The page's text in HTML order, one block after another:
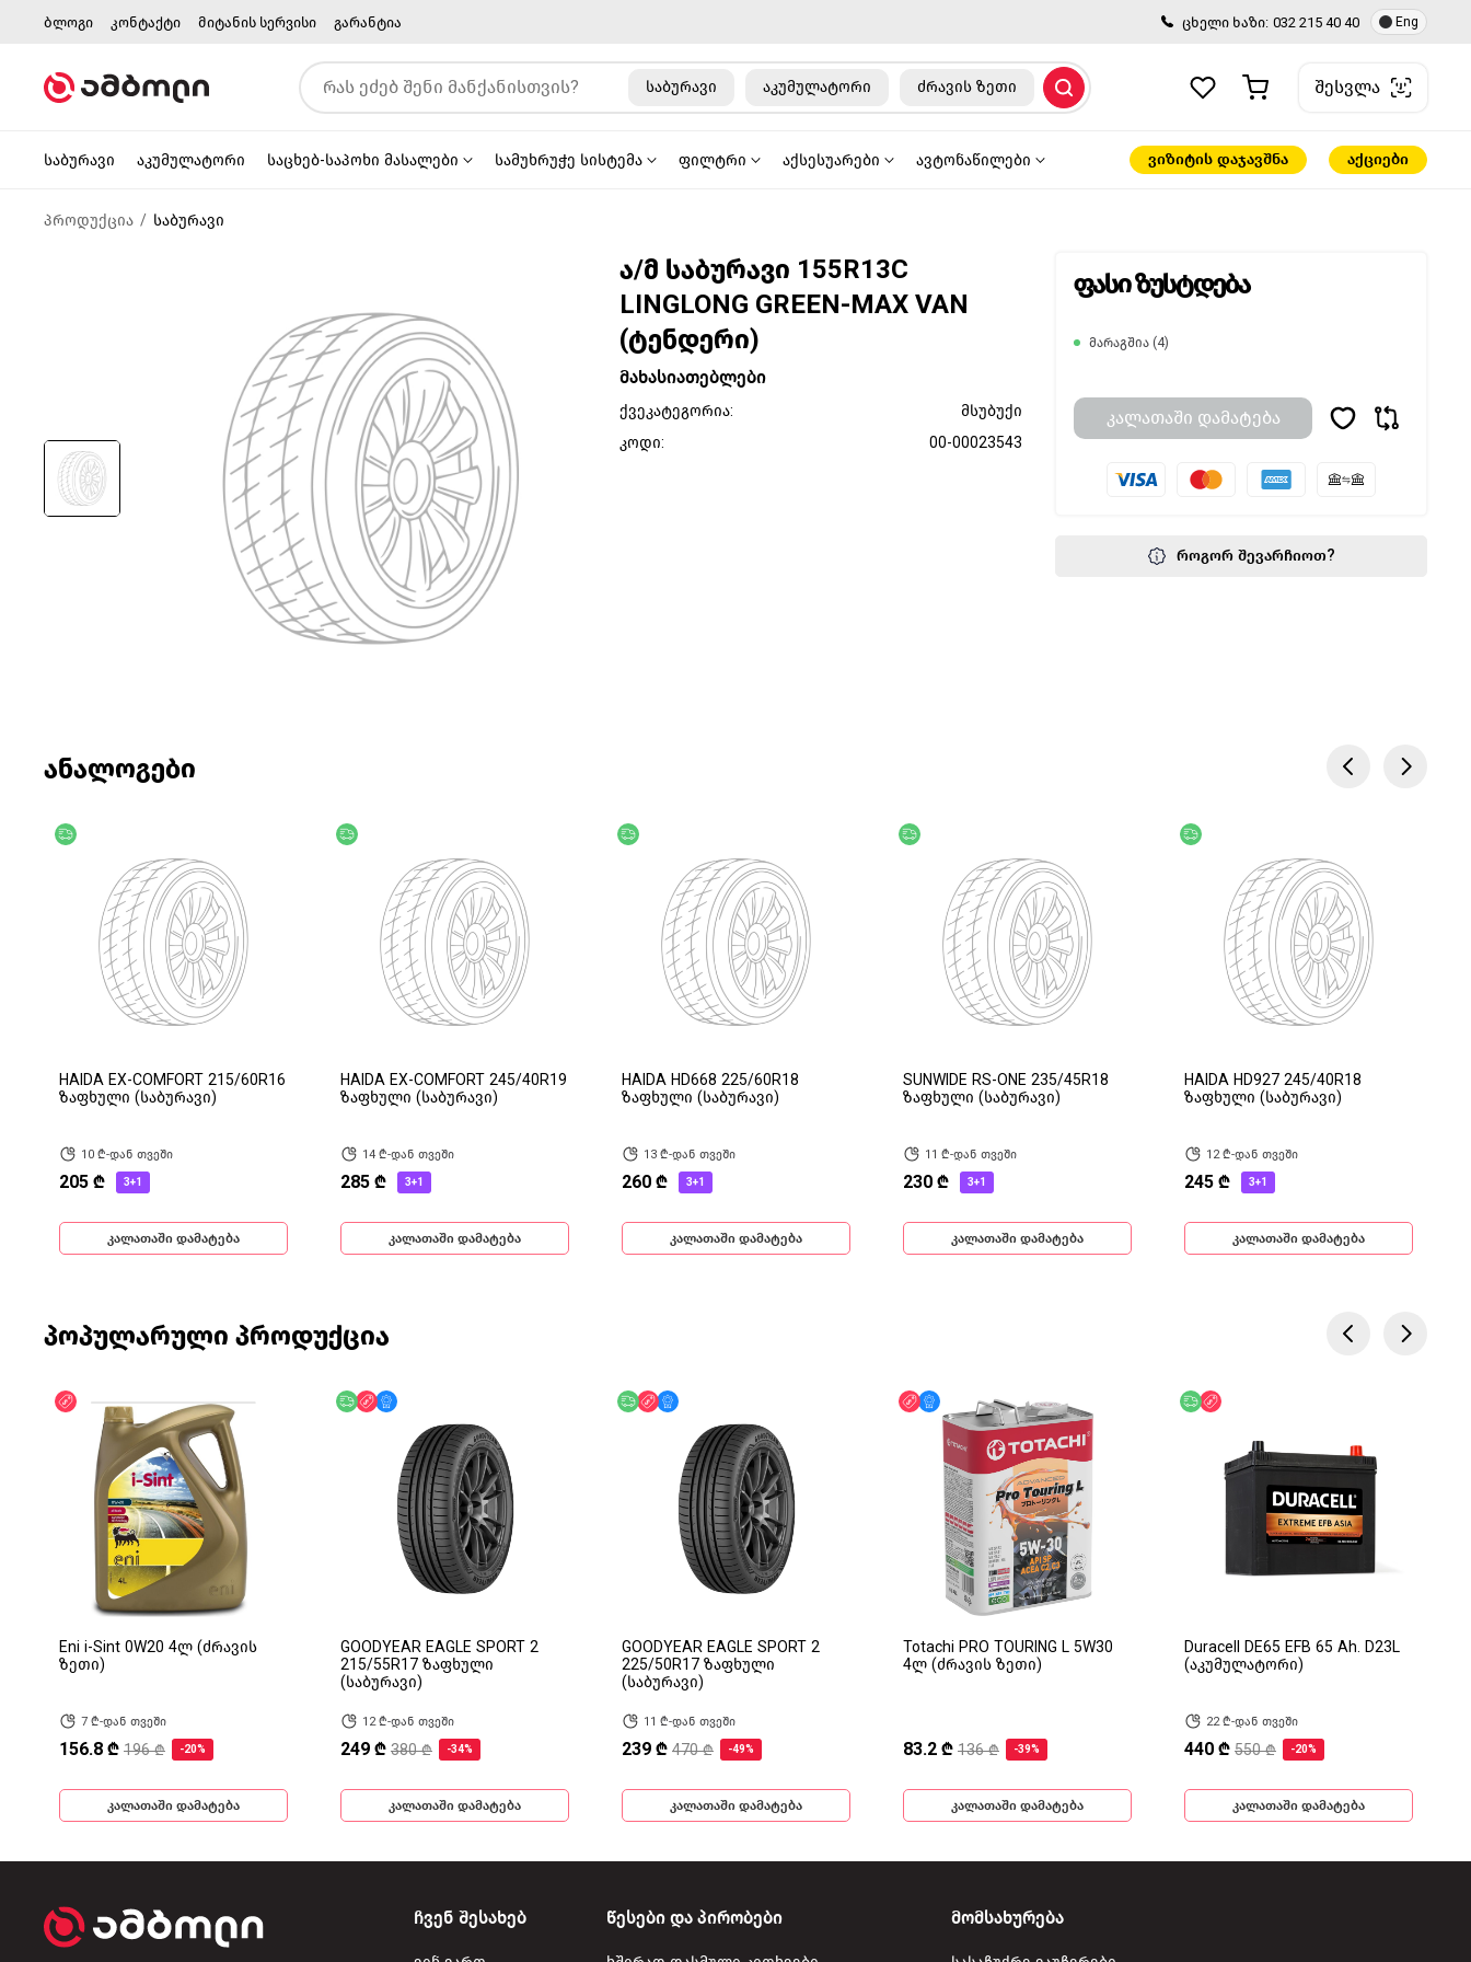
ბლოგი კონტაქტი მიტანის სერვისი გარანტია ცხელი ხაზი: 032 215 40 40 Eng
საბურავი აკუმულატორი ძრავის ზეთი შესვლა
საბურავი აკუმულატორი საცხებ-საპოხი მასალები სამუხრუჭე სისტემა ფილტრი აქსესუარები ავტონაწილები ვიზიტის დაჯავშნა აქციები
პროდუქცია საბურავი
ფასი ზუსტდება
მარაგშია (4)
კალათაში დამატება
როგორ შევარჩიოთ?
ა/მ საბურავი 155R13C
LINGLONG GREEN-MAX VAN
(ტენდერი)
მახასიათებლები
ქვეკატეგორია:
მსუბუქი
კოდი:
00-00023543
ანალოგები
HAIDA EX-COMFORT 215/60R16
ზაფხული (საბურავი)
10 ₾-დან თვეში
205 ₾ 3+1
კალათაში დამატება
HAIDA EX-COMFORT 245/40R19
ზაფხული (საბურავი)
14 ₾-დან თვეში
285 ₾ 3+1
კალათაში დამატება
HAIDA HD668 225/60R18
ზაფხული (საბურავი)
13 ₾-დან თვეში
260 ₾ 3+1
კალათაში დამატება
SUNWIDE RS-ONE 235/45R18
ზაფხული (საბურავი)
11 ₾-დან თვეში
230 ₾ 3+1
კალათაში დამატება
HAIDA HD927 245/40R18
ზაფხული (საბურავი)
12 ₾-დან თვეში
245 ₾ 3+1
კალათაში დამატება
პოპულარული პროდუქცია
ფასდაკლება
Eni i-Sint 0W20 4ლ (ძრავის
ზეთი)
7 ₾-დან თვეში
156.8 ₾ 196 ₾ -20%
კალათაში დამატება
უფასო მიწოდება
ფასდაკლება
GOODYEAR EAGLE SPORT 2
215/55R17 ზაფხული
(საბურავი)
12 ₾-დან თვეში
249 ₾ 380 ₾ -34%
კალათაში დამატება
უფასო მიწოდება
ფასდაკლება
GOODYEAR EAGLE SPORT 2
225/50R17 ზაფხული
(საბურავი)
11 ₾-დან თვეში
239 ₾ 470 ₾ -49%
კალათაში დამატება
ფასდაკლება
მხოლოდ ონლაინ
Totachi PRO TOURING L 5W30
4ლ (ძრავის ზეთი)
83.2 ₾ 136 ₾ -39%
კალათაში დამატება
უფასო მიწოდება
Duracell DE65 EFB 65 Ah. D23L
(აკუმულატორი)
22 ₾-დან თვეში
440 ₾ 550 ₾ -20%
კალათაში დამატება
ჩვენ შესახებ წესები და პირობები მომსახურება